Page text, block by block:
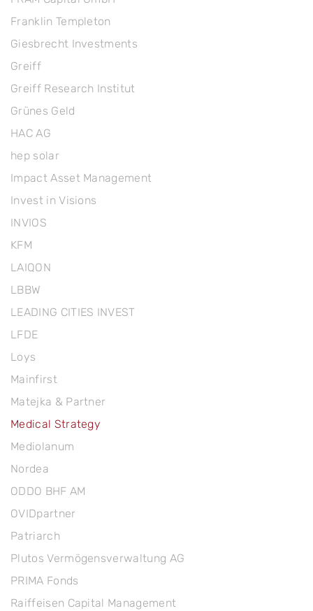
Franklin Templeton
Giesbrecht Investments
Greiff
Greiff Research Institut
Grünes Geld
HAC AG
hep solar
Impact Asset Management
Invest in Visions
INVIOS
KFM
LAIQON
LBBW
LEADING CITIES INVEST
LFDE
Loys
Mainfirst
Matejka & Partner
Medical Strategy
Mediolanum
Nordea
ODDO BHF AM
OVIDpartner
Patriarch
Plutos Vermögensverwaltung AG
PRIMA Fonds
Raiffeisen Capital Management